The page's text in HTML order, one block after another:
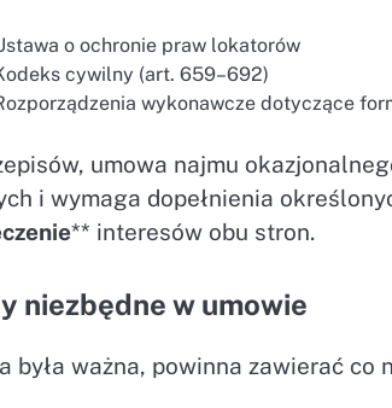
o ochronie praw lokatorów
cywilny (art. 659–692)
wykonawcze dotyczące
umowa najmu
i wymaga dopełnienia
** interesów obu stron.
niezbędne w umowie
była ważna, powinna zawierać co